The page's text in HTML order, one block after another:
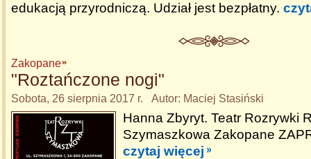
edukacją przyrodniczą. Udział jest bezpłatny.
Zakopane
"Roztańczone nogi"
Sobota, 26 sierpnia 2017 r. Autor: Maciej Stasiński
Hanna Zbyryt. Teatr Rozrywki
Szymaszkowa Zakopane
czytaj więcej